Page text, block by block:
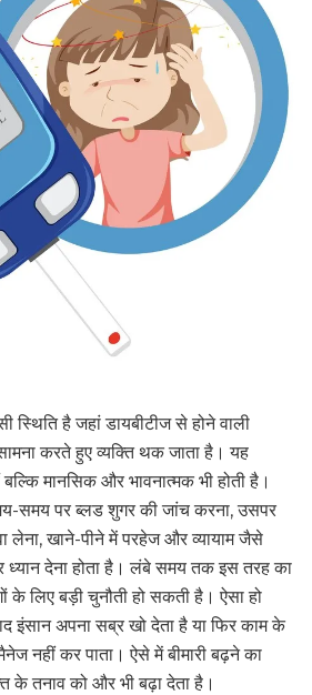
स्थिति है जहां डायबीटीज से होने वाली
करते हुए व्यक्ति थक जाता है। यह
मानसिक और भावनात्मक भी होती है।
समय पर ब्लड शुगर की जांच करना, उसपर
लेना, खाने-पीने में परहेज और व्यायाम जैसे
देना होता है। लंबे समय तक इस तरह का
लिए बड़ी चुनौती हो सकती है। ऐसा हो
इंसान अपना सब्र खो देता है या फिर काम के
नहीं कर पाता। ऐसे में बीमारी बढ़ने का
के तनाव को और भी बढ़ा देता है।